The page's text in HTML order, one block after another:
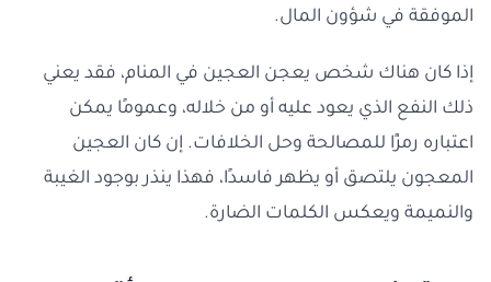
الموفقة في شؤون المال.
إذا كان هناك شخص يعجن العجين في المنام، فقد يعني
ذلك النفع الذي يعود عليه أو من خلاله، وعمومًا يمكن
اعتباره رمزًا للمصالحة وحل الخلافات. إن كان العجين
المعجون يلتصق أو يظهر فاسدًا، فهذا ينذر بوجود الغيبة
والنميمة ويعكس الكلمات الضارة.